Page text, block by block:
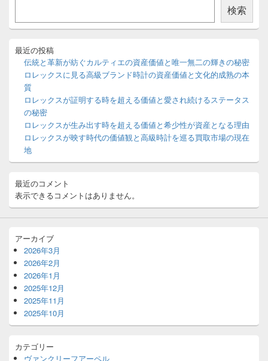
イ
バ
検索
最近の投稿
伝統と革新が紡ぐカルティエの資産価値と唯一無二の輝きの秘密
ロレックスに見る高級ブランド時計の資産価値と文化的成熟の本
質
ロレックスが証明する時を超える価値と愛され続けるステータス
の秘密
ロレックスが生み出す時を超える価値と希少性が資産となる理由
ロレックスが映す時代の価値観と高級時計を巡る買取市場の現在
地
最近のコメント
表示できるコメントはありません。
アーカイブ
2026年3月
2026年2月
2026年1月
2025年12月
2025年11月
2025年10月
カテゴリー
ヴァンクリーフアーペル